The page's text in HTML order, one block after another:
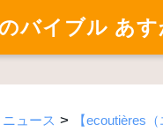
バイブル あす
ニュース >
【ecoutières